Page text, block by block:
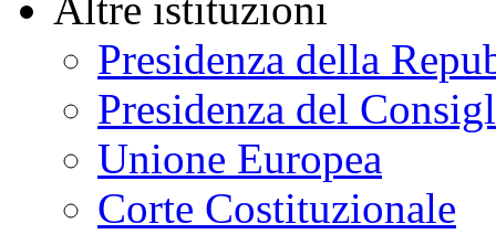
Altre istituzioni
Presidenza della
Presidenza del
Unione Europea
Corte Costituzionale